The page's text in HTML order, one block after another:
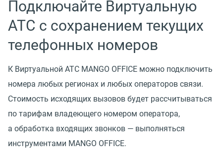
Подключайте Виртуальную
АТС с сохранением текущих
телефонных номеров
К Виртуальной АТС MANGO OFFICE можно подключить
номера любых регионах и любых операторов связи.
Стоимость исходящих вызовов будет рассчитываться
по тарифам владеющего номером оператора,
а обработка входящих звонков — выполняться
инструментами MANGO OFFICE.